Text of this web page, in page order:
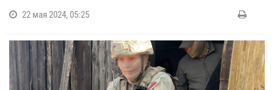
22 мая 2024, 05:25